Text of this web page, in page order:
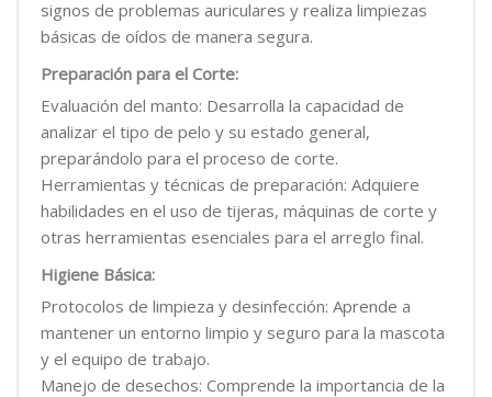
signos de problemas auriculares y realiza limpiezas
básicas de oídos de manera segura.
Preparación para el Corte:
Evaluación del manto: Desarrolla la capacidad de
analizar el tipo de pelo y su estado general,
preparándolo para el proceso de corte.
Herramientas y técnicas de preparación: Adquiere
habilidades en el uso de tijeras, máquinas de corte y
otras herramientas esenciales para el arreglo final.
Higiene Básica:
Protocolos de limpieza y desinfección: Aprende a
mantener un entorno limpio y seguro para la mascota
y el equipo de trabajo.
Manejo de desechos: Comprende la importancia de la